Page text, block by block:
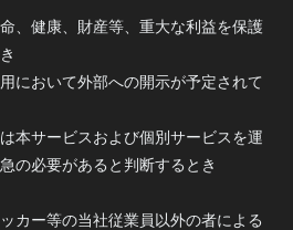
、健康、財産等、重大な利益を保護
において外部への開示が予定されて
本サービスおよび個別サービスを運
の必要があると判断するとき
カー等の当社従業員以外の者による